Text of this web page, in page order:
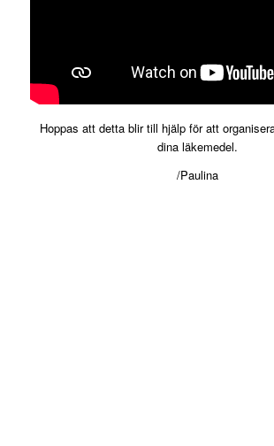
Hoppas att detta blir till hjälp för att
dina läkemedel.
/Paulina